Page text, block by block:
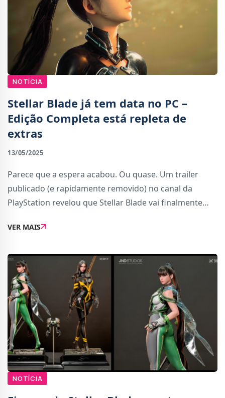
NOTÍCIA
Stellar Blade já tem data no PC –
Edição Completa está repleta de
extras
13/05/2025
Parece que a espera acabou. Ou quase. Um trailer
publicado (e rapidamente removido) no canal da
PlayStation revelou que Stellar Blade vai finalmente
junho, trazendo consigo uma série de melhorias gr�
VER MAIS
NOTÍCIA